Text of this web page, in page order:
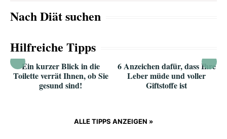
Nach Diät suchen
Hilfreiche Tipps
Ein kurzer Blick in die
Toilette verrät Ihnen, ob Sie
gesund sind!
6 Anzeichen dafür, dass Ihre
Leber müde und voller
Giftstoffe ist
ALLE TIPPS ANZEIGEN »